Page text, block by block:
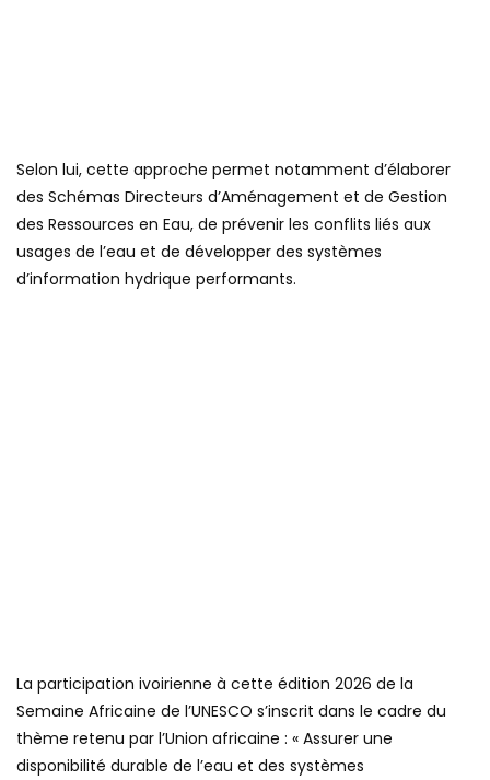
Selon lui, cette approche permet notamment d’élaborer
des Schémas Directeurs d’Aménagement et de Gestion
des Ressources en Eau, de prévenir les conflits liés aux
usages de l’eau et de développer des systèmes
d’information hydrique performants.
La participation ivoirienne à cette édition 2026 de la
Semaine Africaine de l’UNESCO s’inscrit dans le cadre du
thème retenu par l’Union africaine : « Assurer une
disponibilité durable de l’eau et des systèmes